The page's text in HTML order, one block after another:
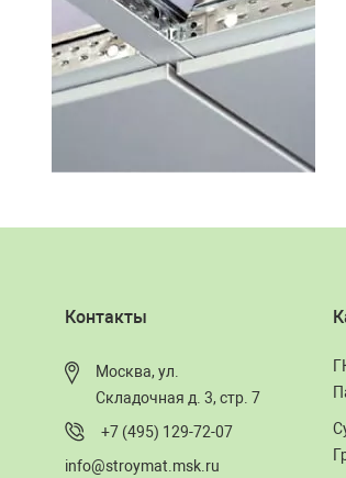
Контакты
Москва, ул.
Складочная д. 3, стр. 7
+7 (495) 129-72-07
info@stroymat.msk.ru